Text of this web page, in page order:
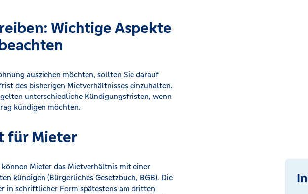
Wichtige Aspekte
ausziehen möchten, sollten Sie darauf
des bisherigen Mietverhältnisses einzuhalten.
unterschiedliche Kündigungsfristen, wenn
kündigen möchten.
für Mieter
Mieter das Mietverhältnis mit einer
kündigen (Bürgerliches Gesetzbuch, BGB). Die
in schriftlicher Form spätestens am dritten